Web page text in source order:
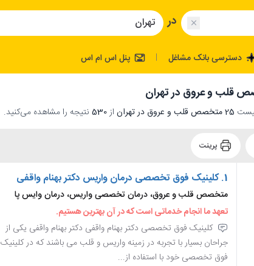
در
دسترسی بانک مشاغل | پنل اس ام اس
قلب و عروق در تهران
25 متخصص قلب و عروق در تهران از530 نتیجه را مشاهده می‌کنید.
1. کلینیک فوق تخصصی درمان واریس دکتر بهنام واقفی
متخصص قلب و عروق، درمان تخصصی واریس، درمان وایس پا
تعهد ما انجام خدماتی است که در آن بهترین هستیم.
کلینیک فوق تخصصی دکتر بهنام واقفی دکتر بهنام واقفی یکی از
جراحان بسیار با تجربه در زمینه واریس و قلب می باشند که در کلینیک
فوق تخصصی خود با استفاده از...